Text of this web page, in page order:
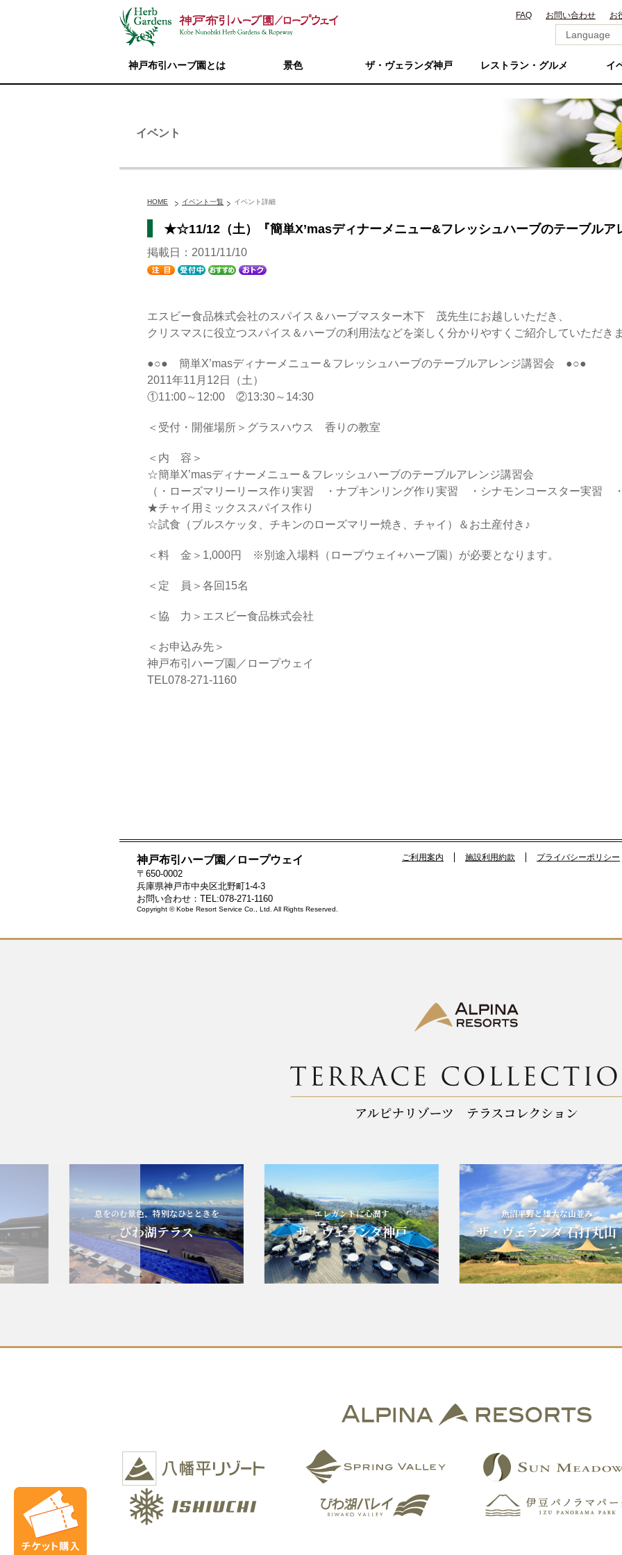
FAQ お問い合わせ お
神戸布引ハーブ園とは 景色 ザ・ヴェランダ神戸 レストラン・グルメ イ
イベント
HOME イベント一覧 イベント詳細
★☆11/12（土）『簡単X’masディナーメニュー&フレッシュハーブのテーブルア
掲載日：2011/11/10
エスビー食品株式会社のスパイス＆ハーブマスター木下 茂先生にお越しいただき、
クリスマスに役立つスパイス＆ハーブの利用法などを楽しく分かりやすくご紹介していただき
●○● 簡単X’masディナーメニュー＆フレッシュハーブのテーブルアレンジ講習会 ●○●
2011年11月12日（土）
①11:00～12:00 ②13:30～14:30
＜受付・開催場所＞グラスハウス 香りの教室
＜内 容＞
☆簡単X’masディナーメニュー＆フレッシュハーブのテーブルアレンジ講習会
（・ローズマリーリース作り実習 ・ナプキンリング作り実習 ・シナモンコースター実習 ・
★チャイ用ミックススパイス作り
☆試食（ブルスケッタ、チキンのローズマリー焼き、チャイ）＆お土産付き♪
＜料 金＞1,000円 ※別途入場料（ロープウェイ+ハーブ園）が必要となります。
＜定 員＞各回15名
＜協 力＞エスビー食品株式会社
＜お申込み先＞
神戸布引ハーブ園／ロープウェイ
TEL078-271-1160
神戸布引ハーブ園／ロープウェイ
〒650-0002
兵庫県神戸市中央区北野町1-4-3
お問い合わせ：TEL:078-271-1160
Copyright © Kobe Resort Service Co., Ltd. All Rights Reserved.
息をのむ景色、特別なひとときを
びわ湖テラス
エレガントに心潤す
ザ・ヴェランダ神戸
魚沼平野と雄大な山並み
ザ・ヴェランダ 石打丸山
ご利用案内 施設利用約款 プライバシーポリシー